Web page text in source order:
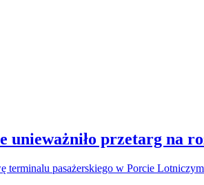
unieważniło przetarg na
terminalu pasażerskiego w Porcie